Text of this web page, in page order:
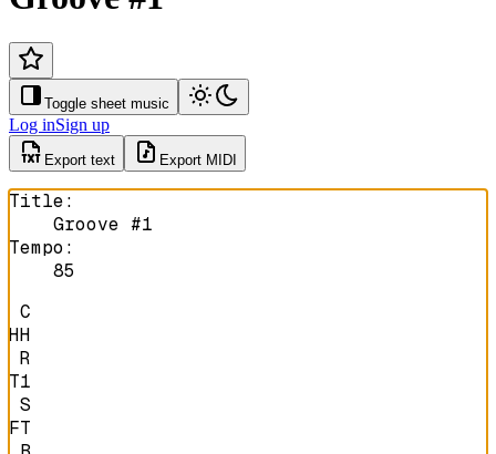
Toggle sheet music
Log inSign up
Export text Export MIDI
Title:
Groove #1
Tempo :
85
C
HH
R
T1
S
FT